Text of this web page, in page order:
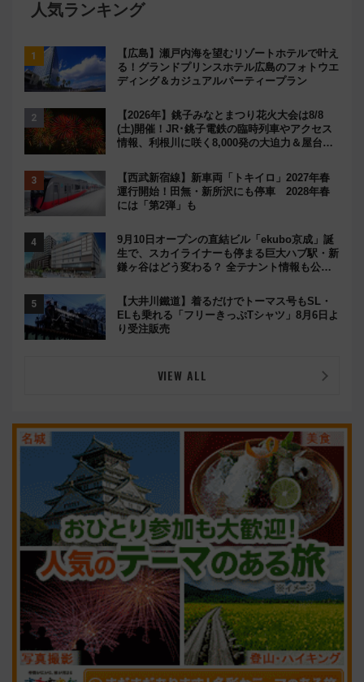
人気ランキング
【広島】瀬戸内海を望むリゾートホテルで叶え
る！グランドプリンスホテル広島のフォトウエ
ディング＆カジュアルパーティープラン
【2026年】銚子みなとまつり花火大会は8/8
(土)開催！JR･銚子電鉄の臨時列車やアクセス
情報、利根川に咲く8,000発の大迫力＆屋台を
【西武新宿線】新車両「トキイロ」2027年春
運行開始！田無・新所沢にも停車 2028年春
には「第2弾」も
9月10日オープンの直結ビル「ekubo京成」誕
生で、スカイライナーも停まる巨大ハブ駅・新
鎌ヶ谷はどう変わる？ 全テナント情報も公
【大井川鐵道】着るだけでトーマス号もSL・
ELも乗れる「フリーきっぷTシャツ」8月6日よ
り受注販売
VIEW ALL